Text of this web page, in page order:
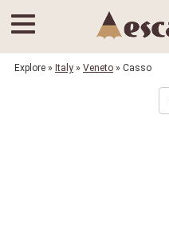
Explore » Italy » Veneto » Casso